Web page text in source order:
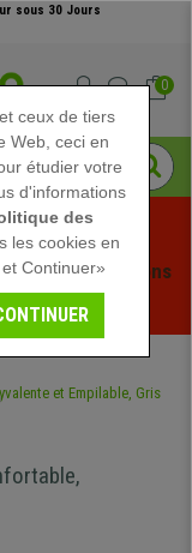
sous 30 Jours
0
! Des réductions
- Voir l'offre
ceux de tiers
Web, ceci en
étudier votre
d'informations
des
les cookies en
Continuer»